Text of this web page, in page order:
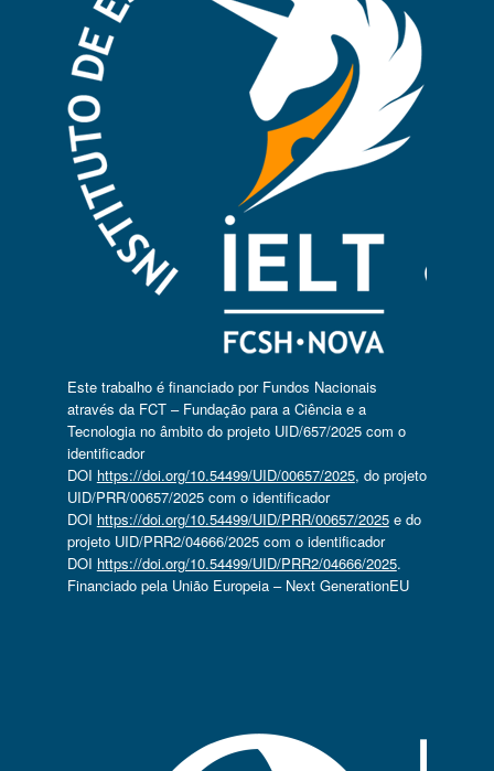
Este trabalho é financiado por Fundos Nacionais
através da FCT – Fundação para a Ciência e a
Tecnologia no âmbito do projeto UID/657/2025 com o
identificador
DOI https://doi.org/10.54499/UID/00657/2025, do projeto
UID/PRR/00657/2025 com o identificador
DOI https://doi.org/10.54499/UID/PRR/00657/2025e do
projeto UID/PRR2/04666/2025 com o identificador
DOI https://doi.org/10.54499/UID/PRR2/04666/2025.
Financiado pela União Europeia – Next GenerationEU